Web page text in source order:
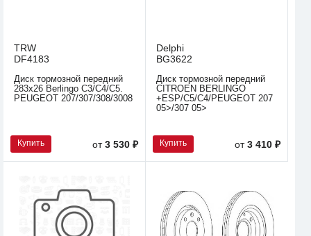
TRW
DF4183
Диск тормозной передний
283x26 Berlingo C3/C4/C5.
PEUGEOT 207/307/308/3008
Купить от3 530 ₽
Delphi
BG3622
Диск тормозной передний
CITROEN BERLINGO
+ESP/C5/C4/PEUGEOT 207
05>/307 05>
Купить от3 410 ₽